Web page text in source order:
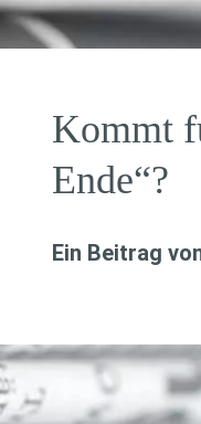
Kommt
Ende“?
Ein Beitrag